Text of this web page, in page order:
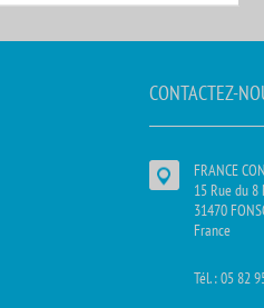
CONTACTEZ-
FRANCE
15 Rue du 8
31470
France
Tél. : 05 82